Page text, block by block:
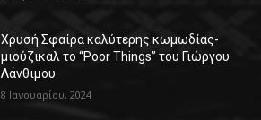
Χρυσή Σφαίρα καλύτερης κωμωδίας-
μιούζικαλ το “Poor Things” του Γιώργου
Λάνθιμου
8 Ιανουαρίου, 2024